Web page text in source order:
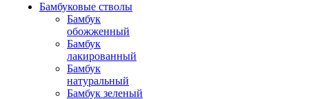
Бамбуковые стволы
Бамбук
обожженный
Бамбук
лакированный
Бамбук
натуральный
Бамбук зеленый